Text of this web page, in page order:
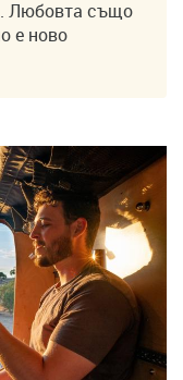
Любовта също
е ново